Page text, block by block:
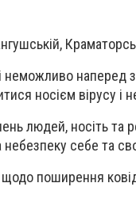
неможливо наперед
носієм вірусу і
людей, носіть та
себе та
поширення